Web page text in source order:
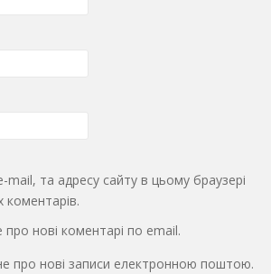
mail, та адресу сайту в цьому браузері
нові коментарі по email.
про нові записи електронною поштою.